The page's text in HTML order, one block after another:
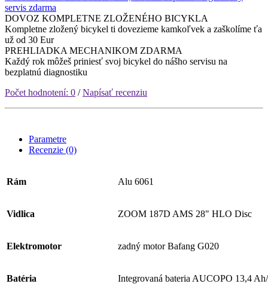
servis zdarma
DOVOZ KOMPLETNE ZLOŽENÉHO BICYKLA
Kompletne zložený bicykel ti dovezieme kamkoľvek a zaškolíme ťa
už od 30 Eur
PREHLIADKA MECHANIKOM ZDARMA
Každý rok môžeš priniesť svoj bicykel do nášho servisu na
bezplatnú diagnostiku
Počet hodnotení: 0 /Napísať recenziu
Parametre
Recenzie (0)
Rám Alu 6061
Vidlica ZOOM 187D AMS 28" HLO Disc
Elektromotor zadný motor Bafang G020
Batéria Integrovaná bateria AUCOPO 13,4